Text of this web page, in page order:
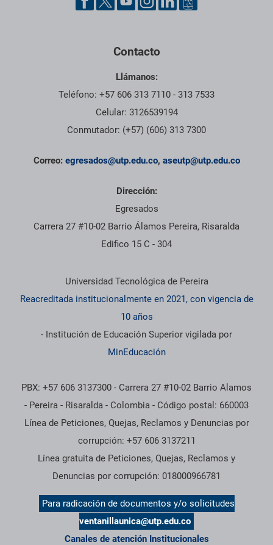
Contacto
Llámanos:
Teléfono: +57 606 313 7110 - 313 7533
Celular: 3126539194
Conmutador: (+57) (606) 313 7300
Correo: egresados@utp.edu.co, aseutp@utp.edu.co
Dirección:
Egresados
Carrera 27 #10-02 Barrio Álamos Pereira, Risaralda
Edifico 15 C - 304
Información institucional
Universidad Tecnológica de Pereira
Reacreditada institucionalmente en 2021, con vigencia de
10 años
- Institución de Educación Superior vigilada por
MinEducación
PBX: +57 606 3137300 - Carrera 27 #10-02 Barrio Alamos
- Pereira - Risaralda - Colombia - Código postal: 660003
Línea de Peticiones, Quejas, Reclamos y Denuncias por
corrupción: +57 606 3137211
Línea gratuita de Peticiones, Quejas, Reclamos y
Denuncias por corrupción: 018000966781
Para radicación de documentos y/o solicitudes
ventanillaunica@utp.edu.co
Canales de atención Institucionales